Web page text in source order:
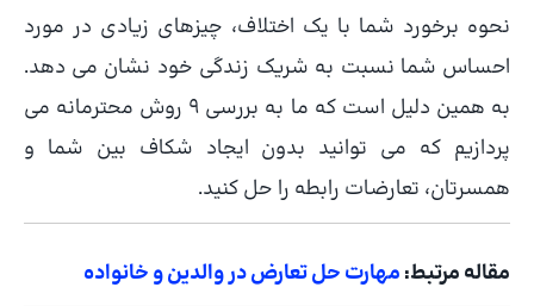
نحوه برخورد شما با یک اختلاف، چیزهای زیادی در مورد
احساس شما نسبت به شریک زندگی خود نشان می دهد.
به همین دلیل است که ما به بررسی 9 روش محترمانه می
پردازیم که می توانید بدون ایجاد شکاف بین شما و
همسرتان، تعارضات رابطه را حل کنید.
مقاله مرتبط:مهارت حل تعارض در والدین و خانواده